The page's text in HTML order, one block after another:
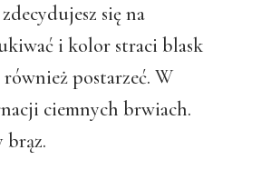
się na
i kolor straci blask
postarzeć. W
ciemnych brwiach.
brąz.